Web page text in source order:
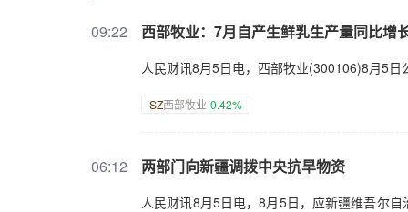
09:22 西部牧业：7月自产生鲜乳生产量同比增
人民财讯8月5日电，西部牧业(300106)8月5
SZ西部牧业-0.42%
06:12 两部门向新疆调拨中央抗旱物资
人民财讯8月5日电，8月5日，应新疆维吾尔